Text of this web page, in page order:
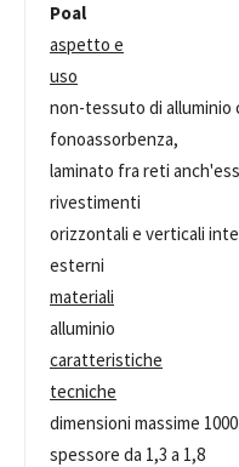
Poal
aspetto e
uso
non-tessuto di alluminio
fonoassorbenza,
laminato fra reti
rivestimenti
orizzontali e verticali
esterni
materiali
alluminio
caratteristiche
tecniche
dimensioni massime
spessore da 1,3 a 1,8